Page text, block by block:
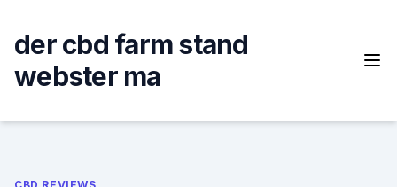
content
der cbd farm stand
webster ma